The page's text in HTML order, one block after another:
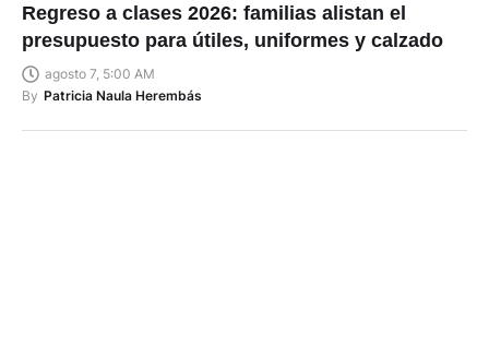
Regreso a clases 2026: familias alistan el
presupuesto para útiles, uniformes y calzado
agosto 7, 5:00 AM
By Patricia Naula Herembás